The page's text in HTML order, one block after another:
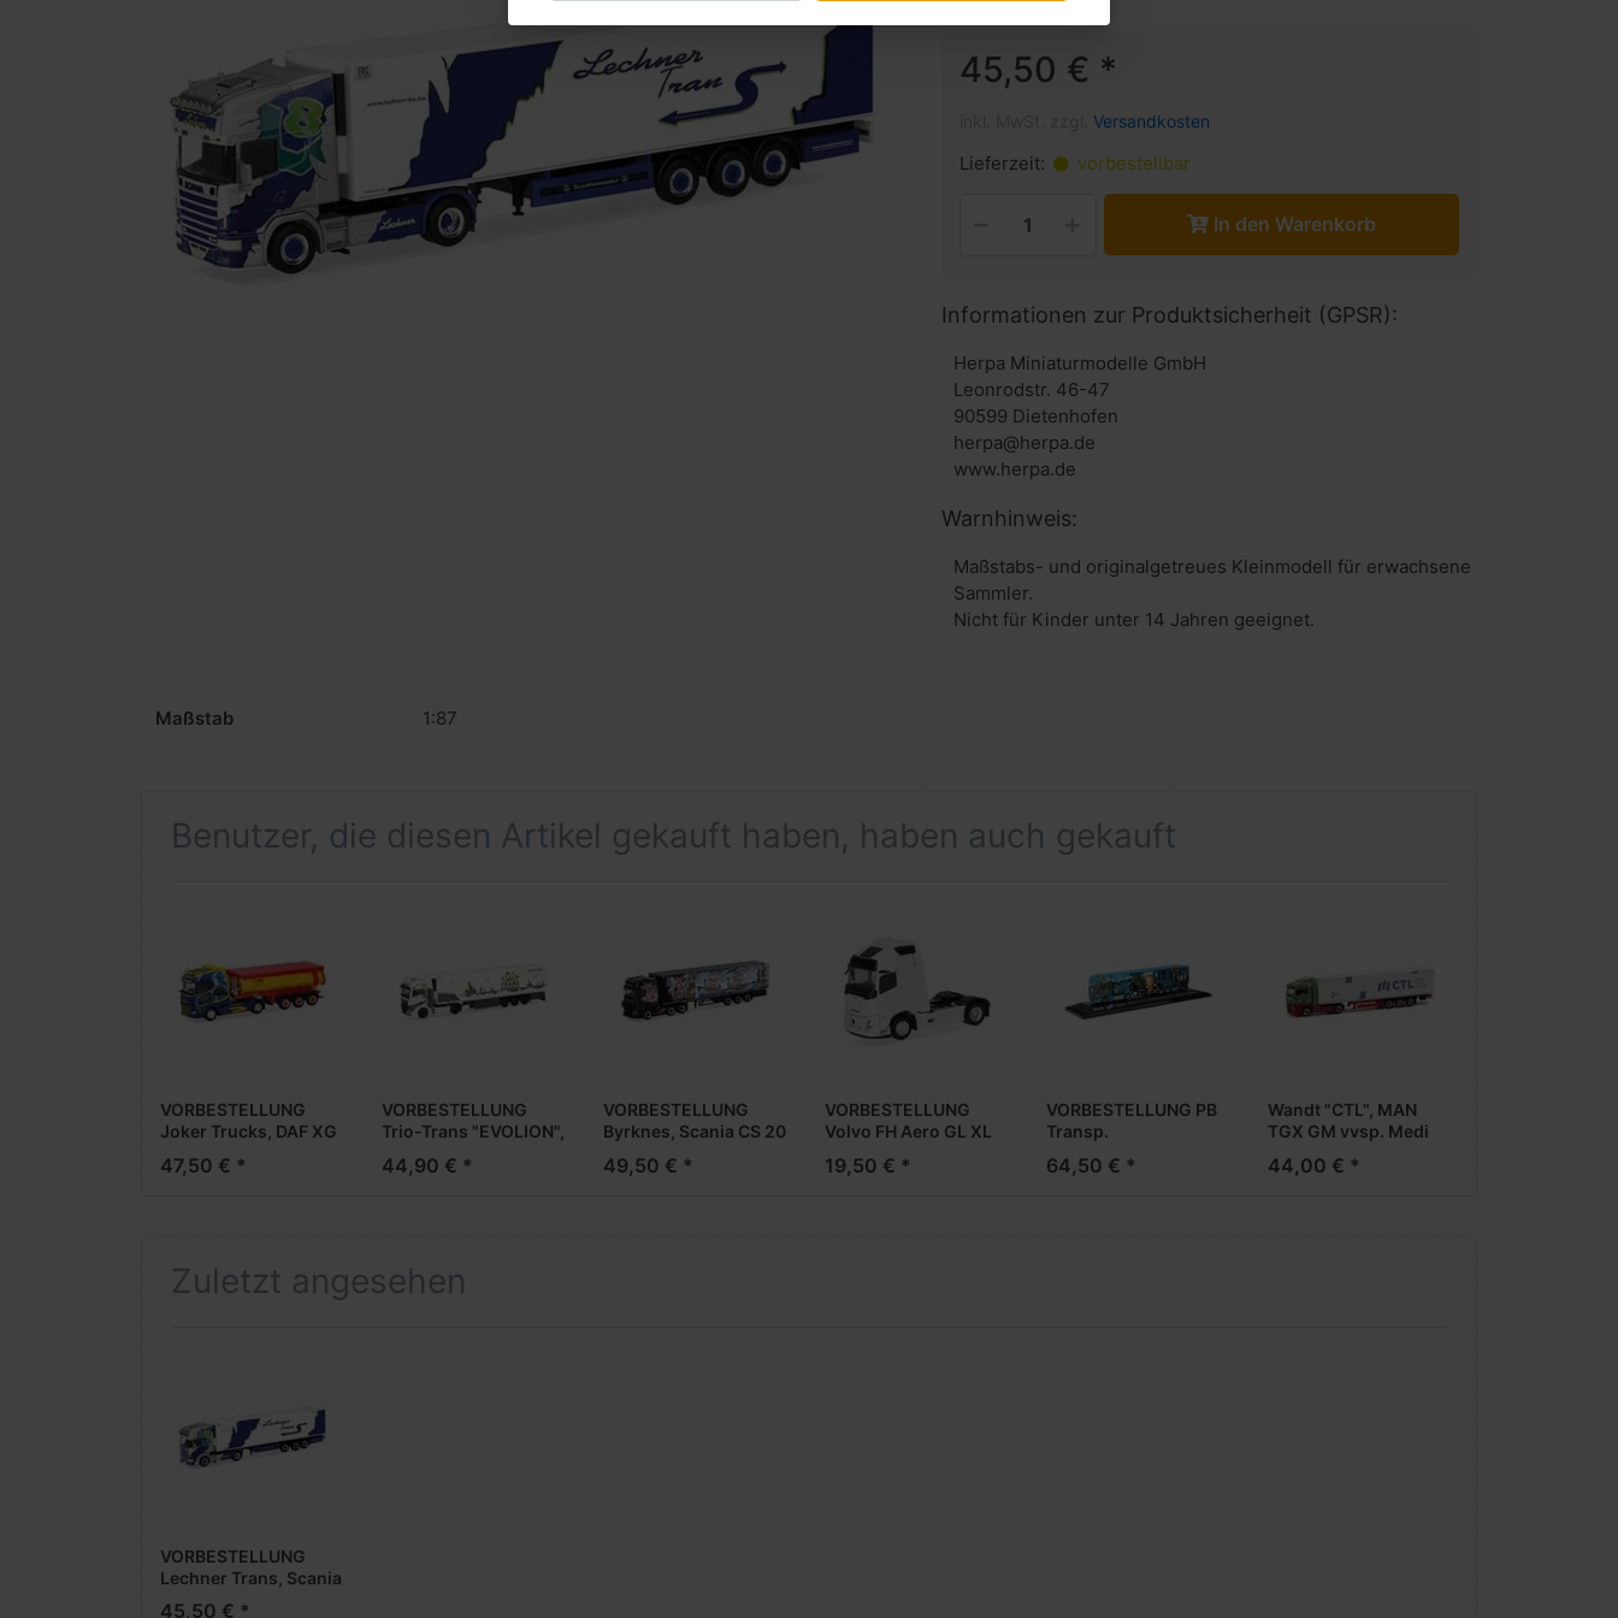
45,50 € *
Versandkosten
Lieferzeit: vorbestellbar
In den Warenkorb
Informationen zur Produktsicherheit (GPSR):
Herpa Miniaturmodelle GmbH
Leonrodstr. 46-47
90599 Dietenhofen
herpa@herpa.de
www.herpa.de
Warnhinweis:
Maßstabs- und originalgetreues Kleinmodell für erwachsene
Sammler.
Nicht für Kinder unter 14 Jahren geeignet.
Maßstab 1:87
Benutzer, die diesen Artikel gekauft haben, haben auch gekauft
VORBESTELLUNG
Joker Trucks, DAF XG
(NH05/06.2026)
47,50 € *
VORBESTELLUNG
Trio-Trans "EVOLION",
EuroKüKoAufl.
44,90 € *
VORBESTELLUNG
Byrknes, Scania CS 20
(NH05/06.2026)
49,50 € *
VORBESTELLUNG
Volvo FH Aero GL XL
weiß -Formneuheit-
19,50 € *
VORBESTELLUNG PB
Transp.
Geschichte d. Bieres",
64,50 € *
Wandt "CTL", MAN
TGX GM vvsp. Medi
44,00 € *
Zuletzt angesehen
VORBESTELLUNG
Lechner Trans, Scania
164 Topline vvsp.
45,50 € *